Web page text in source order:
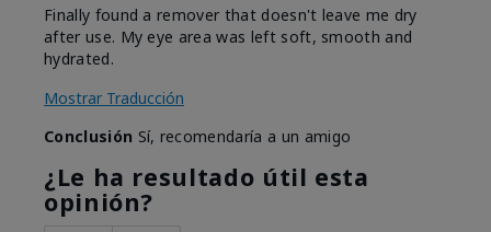
Finally found a remover that doesn't leave me dry
after use. My eye area was left soft, smooth and
hydrated.
Mostrar Traducción
Conclusión Sí, recomendaría a un amigo
¿Le ha resultado útil esta
opinión?